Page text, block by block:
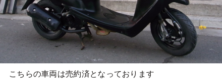
こちらの車両は売約済となっております